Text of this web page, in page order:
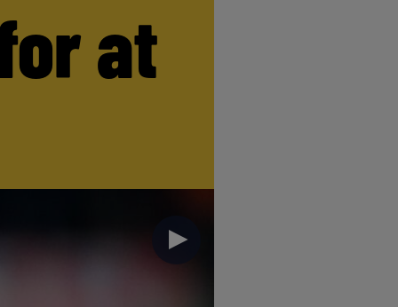
at
►